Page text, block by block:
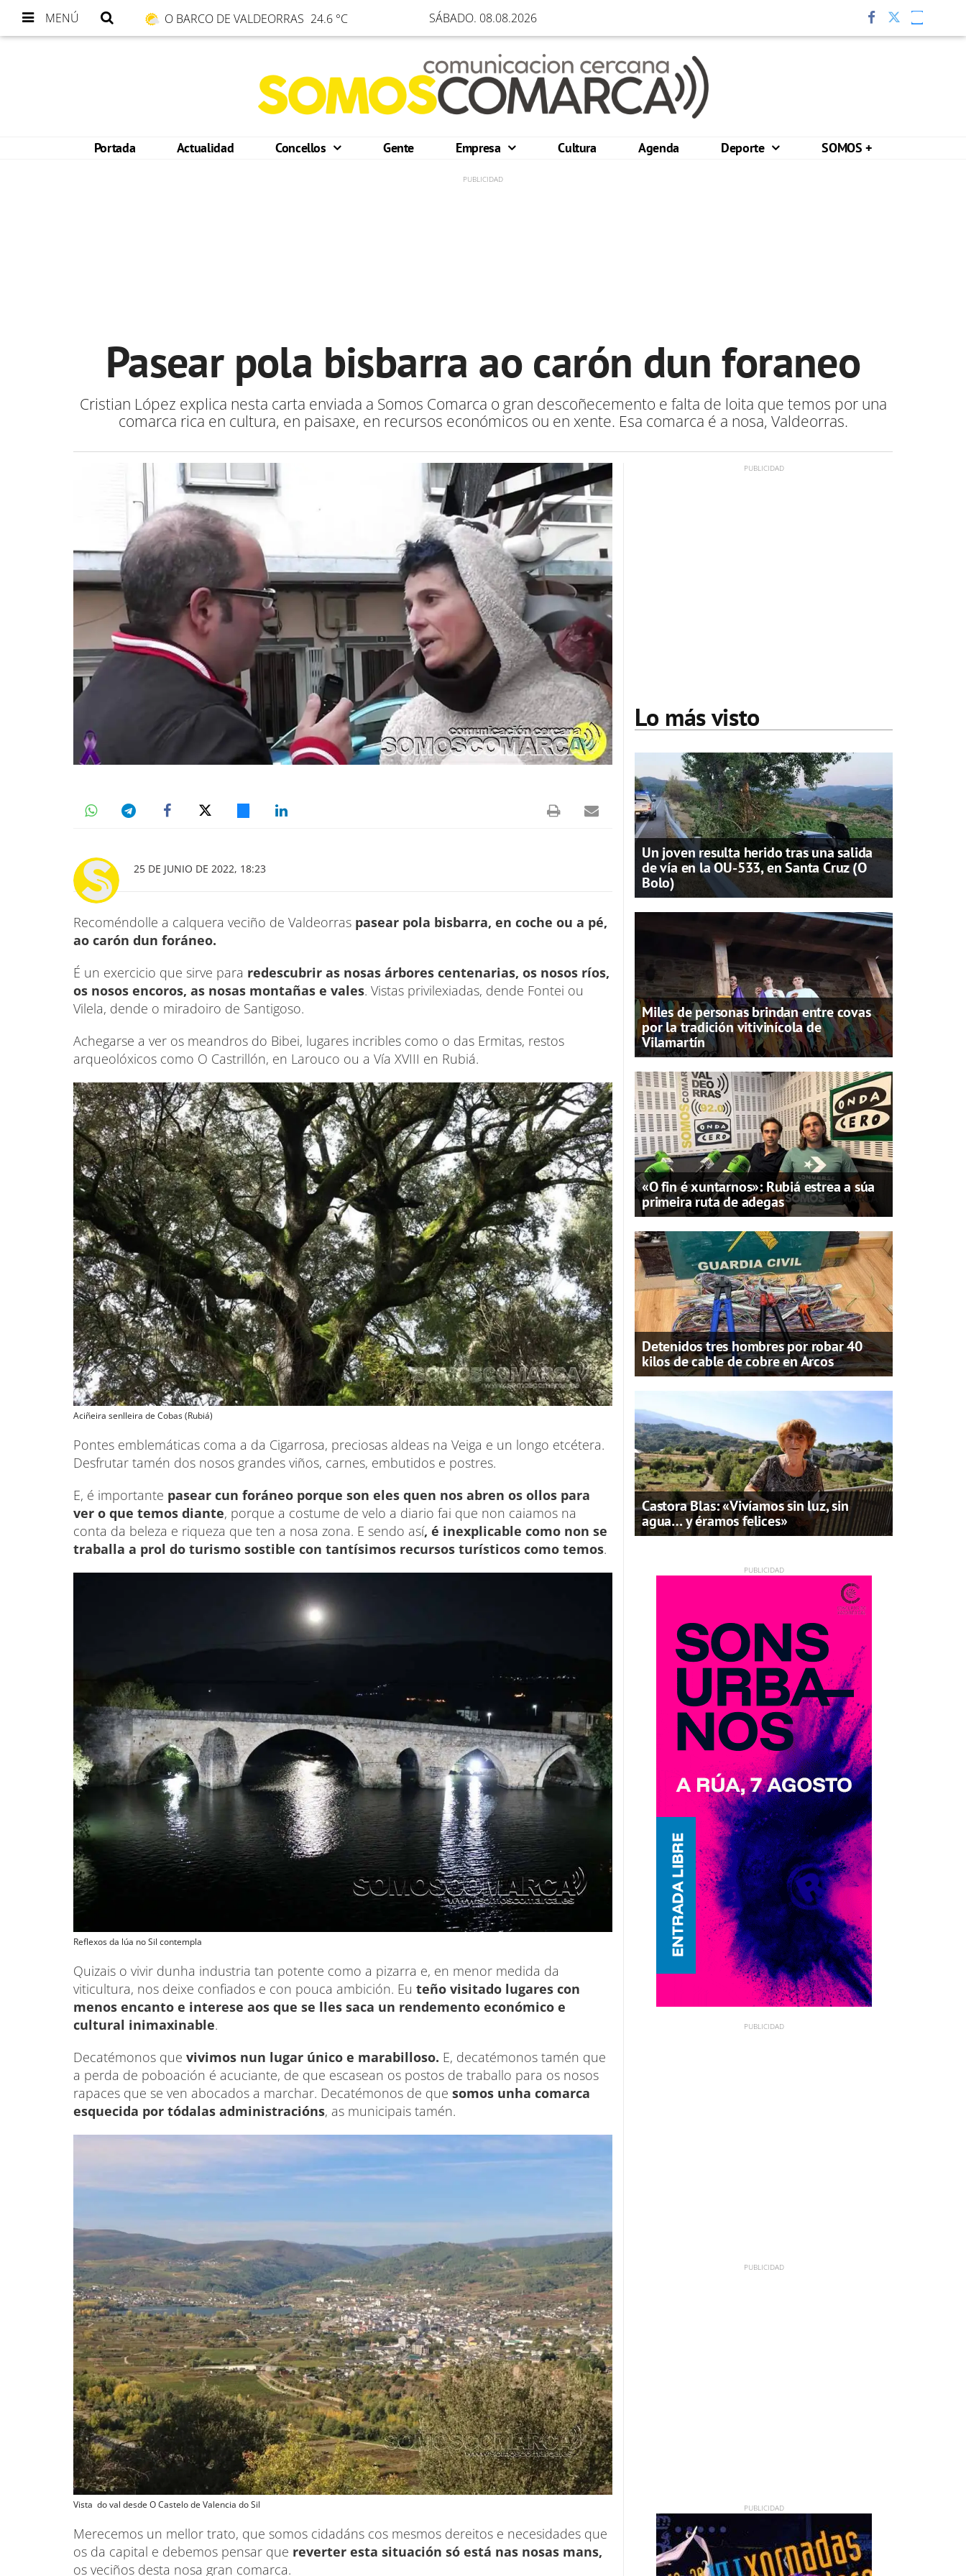
MENÚ O BARCO DE VALDEORRAS 24.6 °C SÁBADO. 08.08.2026
Portada Actualidad Concellos Gente Empresa Cultura Agenda Deporte SOMOS +
Pasear pola bisbarra ao carón dun foraneo
Cristian López explica nesta carta enviada a Somos Comarca o gran descoñecemento e falta de loita que temos por una
comarca rica en cultura, en paisaxe, en recursos económicos ou en xente. Esa comarca é a nosa, Valdeorras.
25 DE JUNIO DE 2022, 18:23
Recoméndolle a calquera veciño de Valdeorras pasear pola bisbarra, en coche ou a pé,
ao carón dun foráneo.
É un exercicio que sirve para redescubrir as nosas árbores centenarias, os nosos ríos,
os nosos encoros, as nosas montañas e vales. Vistas privilexiadas, dende Fontei ou
Vilela, dende o miradoiro de Santigoso.
Achegarse a ver os meandros do Bibei, lugares incribles como o das Ermitas, restos
arqueolóxicos como O Castrillón, en Larouco ou a Vía XVIII en Rubiá.
Aciñeira senlleira de Cobas (Rubiá)
Pontes emblemáticas coma a da Cigarrosa, preciosas aldeas na Veiga e un longo etcétera.
Desfrutar tamén dos nosos grandes viños, carnes, embutidos e postres.
E, é importante pasear cun foráneo porque son eles quen nos abren os ollos para
ver o que temos diante, porque a costume de velo a diario fai que non caiamos na
conta da beleza e riqueza que ten a nosa zona. E sendo así, é inexplicable como non se
traballa a prol do turismo sostible con tantísimos recursos turísticos como temos.
Reflexos da lúa no Sil contempla
Quizais o vivir dunha industria tan potente como a pizarra e, en menor medida da
viticultura, nos deixe confiados e con pouca ambición. Eu teño visitado lugares con
menos encanto e interese aos que se lles saca un rendemento económico e
cultural inimaxinable.
Decatémonos que vivimos nun lugar único e marabilloso. E, decatémonos tamén que
a perda de poboación é acuciante, de que escasean os postos de traballo para os nosos
rapaces que se ven abocados a marchar. Decatémonos de que somos unha comarca
esquecida por tódalas administracións, as municipais tamén.
Vista do val desde O Castelo de Valencia do Sil
Merecemos un mellor trato, que somos cidadáns cos mesmos dereitos e necesidades que
os da capital e debemos pensar que reverter esta situación só está nas nosas mans,
os veciños desta nosa gran comarca.
Lo más visto
Un joven resulta herido tras una salida
de vía en la OU-533, en Santa Cruz (O
Bolo)
Miles de personas brindan entre covas
por la tradición vitivinícola de
Vilamartín
«O fin é xuntarnos»: Rubiá estrea a súa
primeira ruta de adegas
Detenidos tres hombres por robar 40
kilos de cable de cobre en Arcos
Castora Blas: «Vivíamos sin luz, sin
agua… y éramos felices»